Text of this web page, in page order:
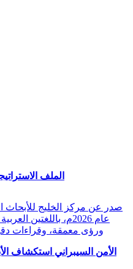
الملف
صدر عن مركز الخليج للأبحاث
عام 2026م، باللغتين
ورؤى معمقة، وقراءات
الأمن السيبراني استكشاف